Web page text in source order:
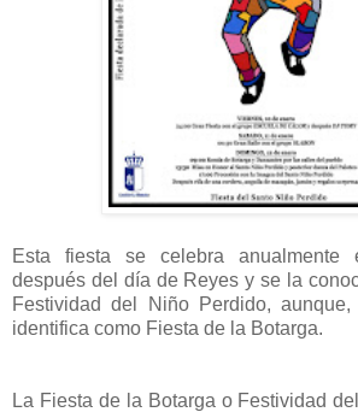
Esta fiesta se celebra anualmente
después del día de Reyes y se la
Festividad del Niño Perdido,
identifica como Fiesta de la Botarga.
La Fiesta de la Botarga o Festividad